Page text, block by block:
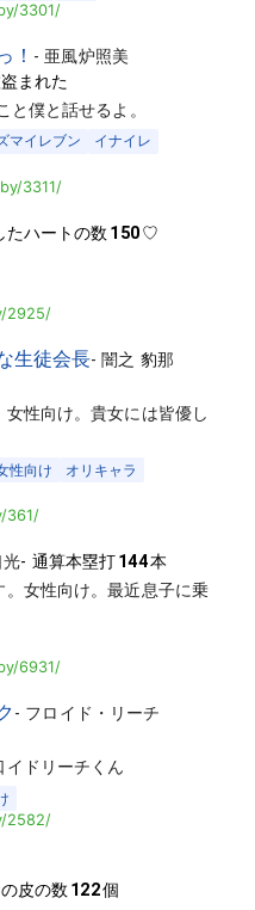
3301/
！ - 亜風炉照美
まれた
僕と話せるよ。
マイレブン
イナイレ
3311/
たハートの数 150♡
2925/
生徒会長- 闇之 豹那
性向け。貴女には皆優し
性向け
オリキャラ
361/
光- 通算本塁打144本
女性向け。最近息子に乗
6931/
- フロイド・リーチ
ドリーチくん
2582/
皮の数 122個